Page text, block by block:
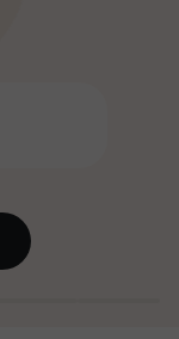
合作
目